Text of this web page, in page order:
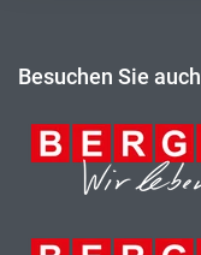
Besuchen Sie auch